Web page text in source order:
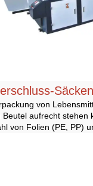
von
Beutel aufrecht
von Folien (PE, PP)